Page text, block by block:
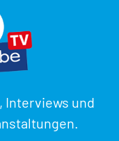
Interviews und